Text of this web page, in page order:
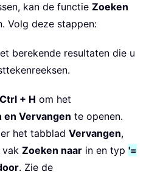
kan de functie Zoeken
Volg deze stappen:
berekende resultaten die u
Ctrl + H om het
en Vervangen te openen.
het tabblad Vervangen,
vak Zoeken naar in en typ '=
. Zie de